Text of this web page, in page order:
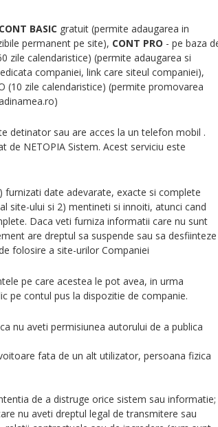
CONT BASIC gratuit (permite adaugarea in
permanent pe site), CONT PRO - pe baza
zile calendaristice) (permite adaugarea si
companiei, link care siteul companiei),
(10 zile calendaristice) (permite promovarea
detinator sau are acces la un telefon mobil .
de NETOPIA Sistem. Acest serviciu este
date adevarate, exacte si complete
site-ului si 2) mentineti si innoiti, atunci cand
Daca veti furniza informatii care nu sunt
are dreptul sa suspende sau sa desfiinteze
folosire a site-urilor Companiei
pe care acestea le pot avea, in urma
pe contul pus la dispozitie de companie.
nu aveti permisiunea autorului de a publica
fata de un alt utilizator, persoana fizica
de a distruge orice sistem sau informatie;
nu aveti dreptul legal de transmitere sau